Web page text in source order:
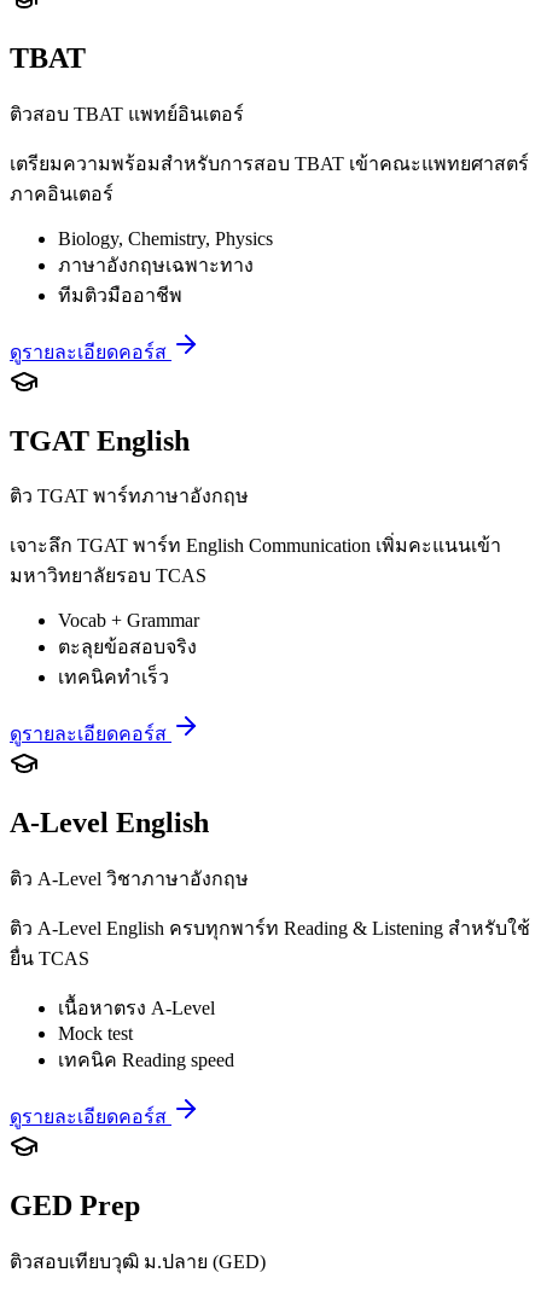
TBAT
ติวสอบ TBAT แพทย์อินเตอร์
เตรียมความพร้อมสำหรับการสอบ TBAT เข้าคณะแพทยศาสตร์
ภาคอินเตอร์
Biology, Chemistry, Physics
ภาษาอังกฤษเฉพาะทาง
ทีมติวมืออาชีพ
ดูรายละเอียดคอร์ส
TGAT English
ติว TGAT พาร์ทภาษาอังกฤษ
เจาะลึก TGAT พาร์ท English Communication เพิ่มคะแนนเข้า
มหาวิทยาลัยรอบ TCAS
Vocab + Grammar
ตะลุยข้อสอบจริง
เทคนิคทำเร็ว
ดูรายละเอียดคอร์ส
A-Level English
ติว A-Level วิชาภาษาอังกฤษ
ติว A-Level English ครบทุกพาร์ท Reading & Listening สำหรับใช้
ยื่น TCAS
เนื้อหาตรง A-Level
Mock test
เทคนิค Reading speed
ดูรายละเอียดคอร์ส
GED Prep
ติวสอบเทียบวุฒิ ม.ปลาย (GED)